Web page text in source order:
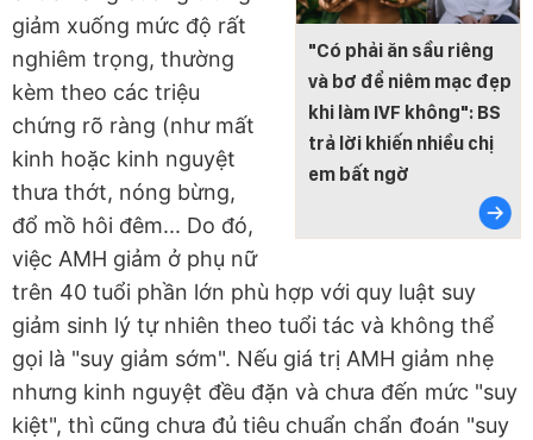
"Có phải ăn sầu riêng
và bơ để niêm mạc đẹp
khi làm IVF không": BS
trả lời khiến nhiều chị
em bất ngờ
giảm xuống mức độ rất
nghiêm trọng, thường
kèm theo các triệu
chứng rõ ràng (như mất
kinh hoặc kinh nguyệt
thưa thớt, nóng bừng,
đổ mồ hôi đêm... Do đó,
việc AMH giảm ở phụ nữ
trên 40 tuổi phần lớn phù hợp với quy luật suy
giảm sinh lý tự nhiên theo tuổi tác và không thể
gọi là "suy giảm sớm". Nếu giá trị AMH giảm nhẹ
nhưng kinh nguyệt đều đặn và chưa đến mức "suy
kiệt", thì cũng chưa đủ tiêu chuẩn chẩn đoán "suy